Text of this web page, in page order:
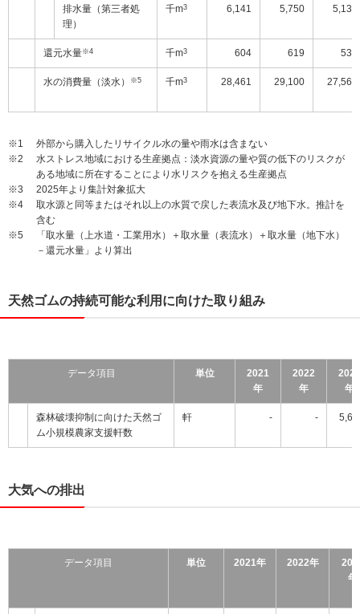
排水量（第三者処
理）
千m3 6,141 5,750 5,133
還元水量※4 千m3 604 619 534
水の消費量（淡水） ※5 千m3 28,461 29,100 27,569
※1
外部から購入したリサイクル水の量や雨水は含まない
※2
水ストレス地域における生産拠点：淡水資源の量や質の低下のリスクが
ある地域に所在することにより水リスクを抱える生産拠点
※3
2025年より集計対象拡大
※4
取水源と同等またはそれ以上の水質で戻した表流水及び地下水。推計を
含む
※5
「取水量（上水道・工業用水）＋取水量（表流水）＋取水量（地下水）
－還元水量」より算出
天然ゴムの持続可能な利用に向けた取り組み
データ項目 単位
2021
年
2022
年
2023
年
森林破壊抑制に向けた天然ゴ
ム小規模農家支援軒数
軒 - -
大気への排出
データ項目 単位 2021年 2022年
年